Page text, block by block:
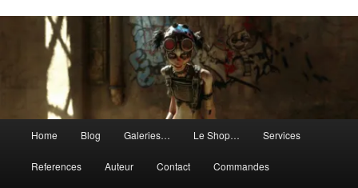
principal
Home Blog Galeries… Le Shop… Services
References Auteur Contact Commandes